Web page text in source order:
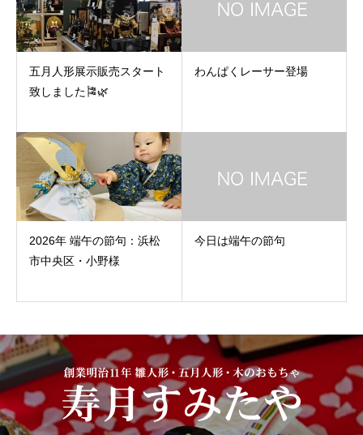
五月人形展示販売スタート
致しました🎏🌿
わんぱくレーサー登場
2026年 端午の節句：浜松
市中央区・小野様
今日は端午の節句